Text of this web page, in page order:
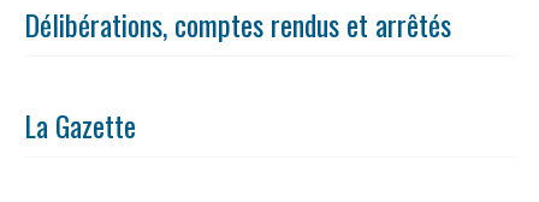
Délibérations, comptes rendus et arrêtés
La Gazette